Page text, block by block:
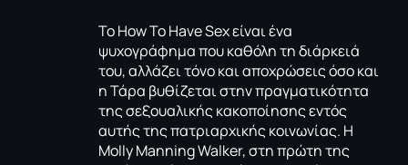
Το How To Have Sex είναι ένα
ψυχογράφημα που καθόλη τη διάρκειά
του, αλλάζει τόνο και αποχρώσεις όσο και
η Τάρα βυθίζεται στην πραγματικότητα
της σεξουαλικής κακοποίησης εντός
αυτής της πατριαρχικής κοινωνίας. Η
Molly Manning Walker, στη πρώτη της